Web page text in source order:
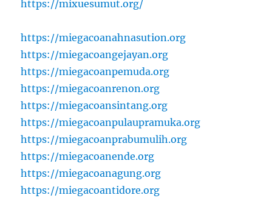
https://mixuesumut.org/
https://miegacoanahnasution.org
https://miegacoangejayan.org
https://miegacoanpemuda.org
https://miegacoanrenon.org
https://miegacoansintang.org
https://miegacoanpulaupramuka.org
https://miegacoanprabumulih.org
https://miegacoanende.org
https://miegacoanagung.org
https://miegacoantidore.org